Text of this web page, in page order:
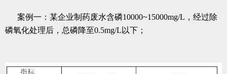
案例一： 某企业制药废水含磷10000~15000mg/L，经过除
磷氧化处理后，总磷降至0.5mg/L以下；